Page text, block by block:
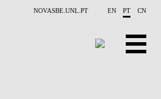
NOVASBE.UNL.PT EN PT CN